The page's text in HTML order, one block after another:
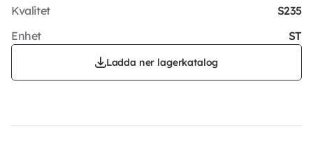
Kvalitet
S235
Enhet
ST
Ladda ner lagerkatalog